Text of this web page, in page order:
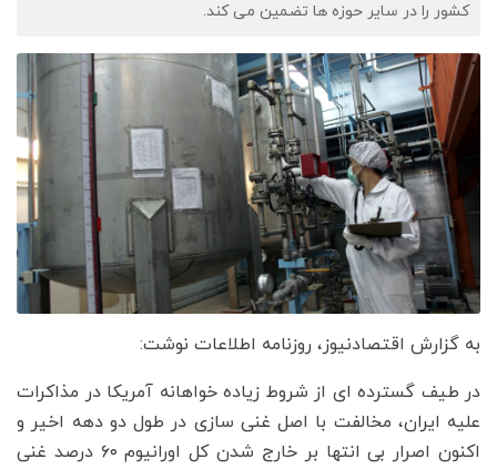
کشور را در سایر حوزه ها تضمین می کند.
به گزارش اقتصادنیوز، روزنامه اطلاعات نوشت:
در طیف گسترده ای از شروط زیاده خواهانه آمریکا در مذاکرات
علیه ایران، مخالفت با اصل غنی سازی در طول دو دهه اخیر و
اکنون اصرار بی انتها بر خارج شدن کل اورانیوم ۶۰ درصد غنی